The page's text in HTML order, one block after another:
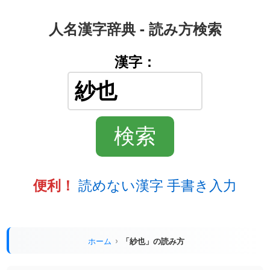
人名漢字辞典 - 読み方検索
漢字：
便利！ 読めない漢字 手書き入力
ホーム 「紗也」の読み方